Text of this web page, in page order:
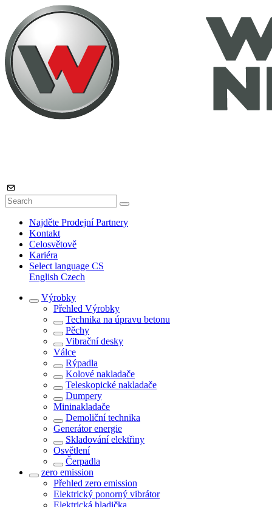
Najděte Prodejní Partnery
Kontakt
Celosvětově
Kariéra
Select language CS
English Czech
Výrobky
Přehled Výrobky
Technika na úpravu betonu
Pěchy
Vibrační desky
Válce
Rýpadla
Kolové nakladače
Teleskopické nakladače
Dumpery
Mininakladače
Demoliční technika
Generátor energie
Skladování elektřiny
Osvětlení
Čerpadla
zero emission
Přehled zero emission
Elektrický ponorný vibrátor
Elektrická hladička